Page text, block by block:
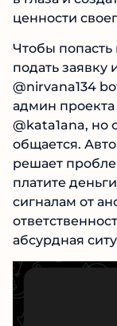
источникам за
очевидная
создать
своего
Чтобы
подать заявку
@nirvana134
админ
@kata1ana, но
общается.
решает
платите
сигналам от
никакой
какая-то